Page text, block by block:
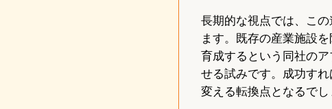
長期的な視点では、こ
ます。既存の産業施設
育成するという同社の
せる試みです。成功す
変える転換点となるでし